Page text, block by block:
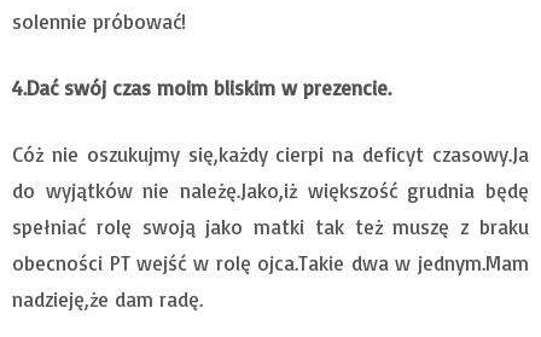
solennie próbować!
4.Dać swój czas moim bliskim w prezencie.
Cóż nie oszukujmy się,każdy cierpi na deficyt czasowy.Ja
do wyjątków nie należę.Jako,iż większość grudnia będę
spełniać rolę swoją jako matki tak też muszę z braku
obecności PT wejść w rolę ojca.Takie dwa w jednym.Mam
nadzieję,że dam radę.